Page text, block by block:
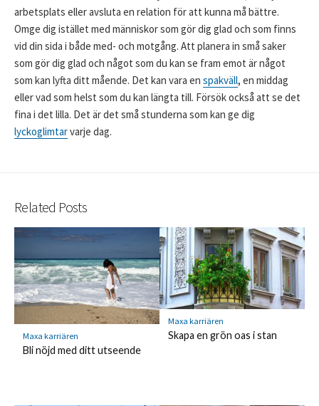
arbetsplats eller avsluta en relation för att kunna må bättre.
Omge dig istället med människor som gör dig glad och som finns
vid din sida i både med- och motgång. Att planera in små saker
som gör dig glad och något som du kan se fram emot är något
som kan lyfta ditt mående. Det kan vara en spakväll, en middag
eller vad som helst som du kan längta till. Försök också att se det
fina i det lilla. Det är det små stunderna som kan ge dig
lyckoglimtarvarje dag.
Related Posts
Maxa karriären
Bli nöjd med ditt utseende
Maxa karriären
Skapa en grön oas i stan